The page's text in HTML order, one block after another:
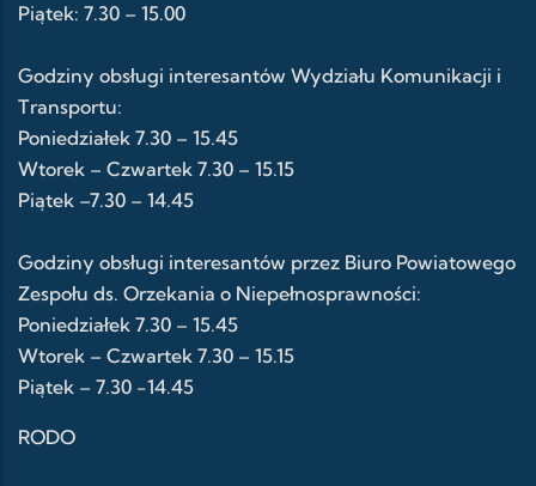
Piątek: 7.30 – 15.00
Godziny obsługi interesantów Wydziału Komunikacji i
Transportu:
Poniedziałek 7.30 – 15.45
Wtorek – Czwartek 7.30 – 15.15
Piątek –7.30 – 14.45
Godziny obsługi interesantów przez Biuro Powiatowego
Zespołu ds. Orzekania o Niepełnosprawności:
Poniedziałek 7.30 – 15.45
Wtorek – Czwartek 7.30 – 15.15
Piątek – 7.30 -14.45
RODO